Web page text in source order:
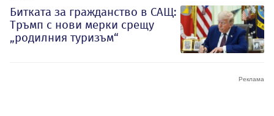
Битката за гражданство в САЩ:
Тръмп с нови мерки срещу
„родилния туризъм“